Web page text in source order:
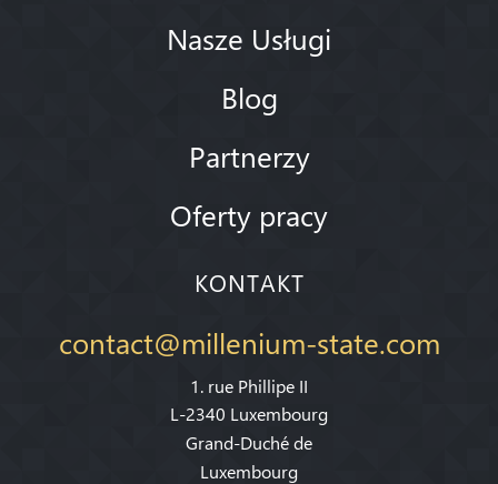
Nasze Usługi
Blog
Partnerzy
Oferty pracy
KONTAKT
contact@millenium-state.com
1. rue Phillipe II
L-2340 Luxembourg
Grand-Duché de
Luxembourg